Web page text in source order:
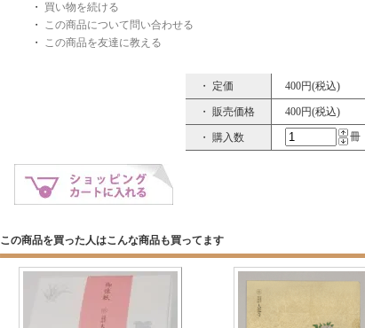
・ 買い物を続ける
・ この商品について問い合わせる
・ この商品を友達に教える
・ 定価 400円(税込)
・ 販売価格 400円(税込)
・ 購入数 冊
この商品を買った人はこんな商品も買ってます